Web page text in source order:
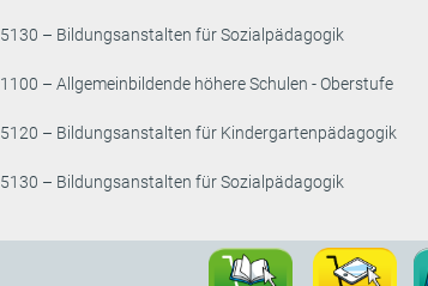
5130 – Bildungsanstalten für Sozialpädagogik
1100 – Allgemeinbildende höhere Schulen - Oberstufe
5120 – Bildungsanstalten für Kindergartenpädagogik
5130 – Bildungsanstalten für Sozialpädagogik